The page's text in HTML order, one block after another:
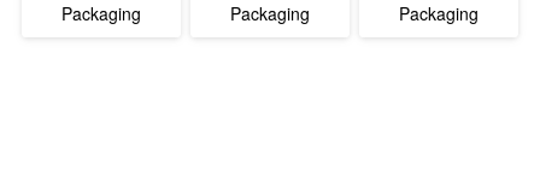
Packaging
Packaging
Packaging